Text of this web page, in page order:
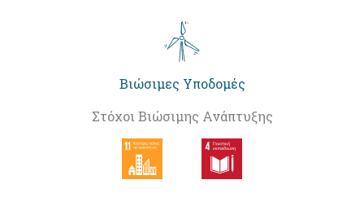
Βιώσιμες Υποδομές
Στόχοι Βιώσιμης Ανάπτυξης